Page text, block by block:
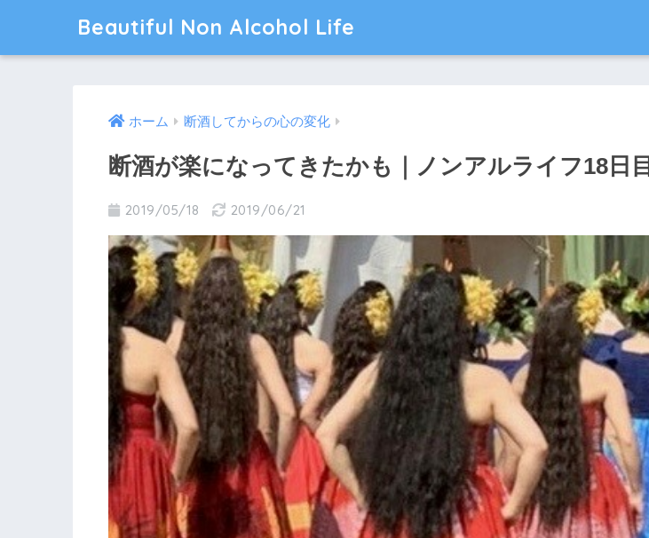
Beautiful Non Alcohol Life
ホーム 断酒してからの心の変化
断酒が楽になってきたかも｜ノンアルライフ18日目
2019/05/18 2019/06/21